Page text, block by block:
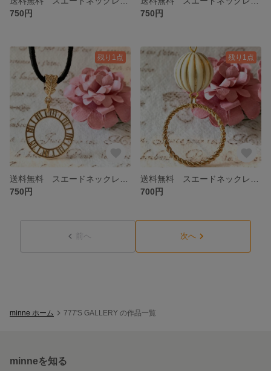
750円
750円
残り1点
750円
残り1点
700円
前へ 次へ
minne ホーム 777'S GALLERY の作品一覧
minneを知る